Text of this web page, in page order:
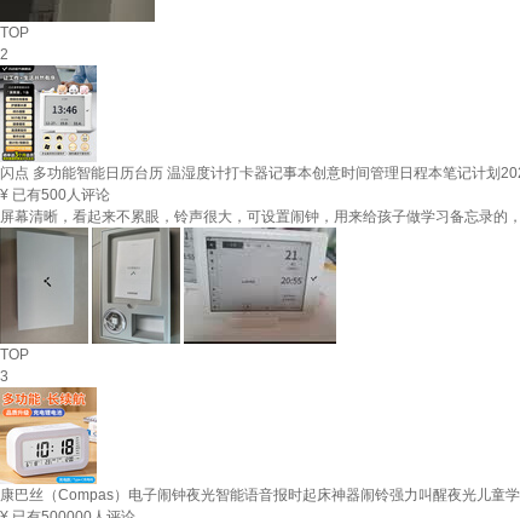
TOP
2
闪点 多功能智能日历台历 温湿度计打卡器记事本创意时间管理日程本笔记计划
¥ 已有500人评论
屏幕清晰，看起来不累眼，铃声很大，可设置闹钟，用来给孩子做学习备忘录的
TOP
3
康巴丝（Compas）电子闹钟夜光智能语音报时起床神器闹铃强力叫醒夜光儿童